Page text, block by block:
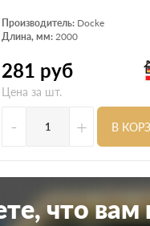
Производитель: Docke
Длина, мм: 2000
281 руб
Цена за шт.
- + В
что